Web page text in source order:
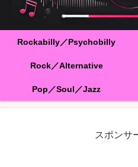
Rockabilly／Psychobilly
Rock／Alternative
Pop／Soul／Jazz
スポンサ